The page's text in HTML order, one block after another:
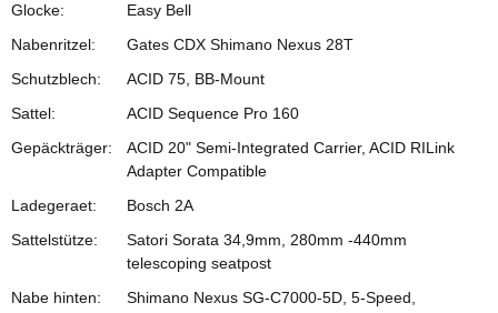
Glocke:
Easy Bell
Nabenritzel:
Gates CDX Shimano Nexus 28T
Schutzblech:
ACID 75, BB-Mount
Sattel:
ACID Sequence Pro 160
Gepäckträger:
ACID 20" Semi-Integrated Carrier, ACID RILink
Adapter Compatible
Ladegeraet:
Bosch 2A
Sattelstütze:
Satori Sorata 34,9mm, 280mm -440mm
telescoping seatpost
Nabe hinten:
Shimano Nexus SG-C7000-5D, 5-Speed,